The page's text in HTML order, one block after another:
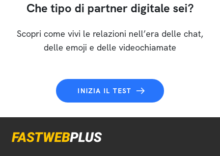
Che tipo di partner digitale sei?
Scopri come vivi le relazioni nell’era delle chat,
delle emoji e delle videochiamate
INIZIA IL TEST